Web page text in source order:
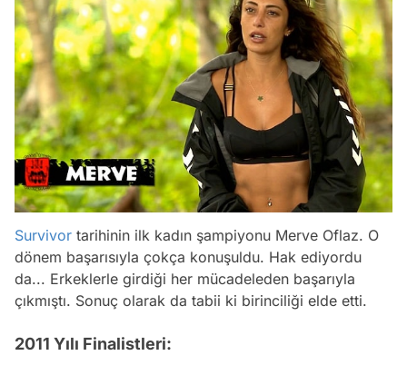
Survivor tarihinin ilk kadın şampiyonu Merve Oflaz. O
dönem başarısıyla çokça konuşuldu. Hak ediyordu
da... Erkeklerle girdiği her mücadeleden başarıyla
çıkmıştı. Sonuç olarak da tabii ki birinciliği elde etti.
2011 Yılı Finalistleri: